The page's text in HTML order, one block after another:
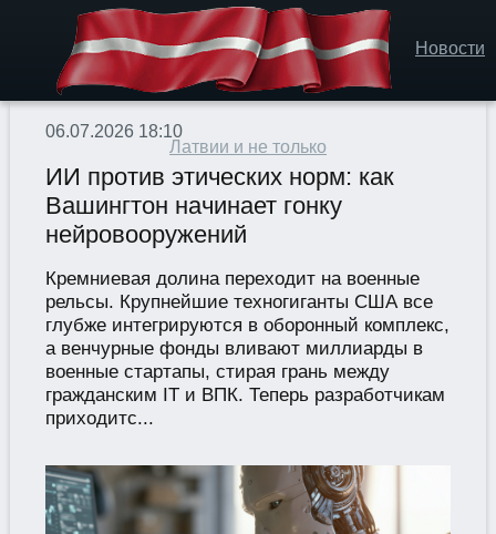
Новости
Латвии и не только
06.07.2026 18:10
ИИ против этических норм: как
Вашингтон начинает гонку
нейровооружений
Кремниевая долина переходит на военные
рельсы. Крупнейшие техногиганты США все
глубже интегрируются в оборонный комплекс,
а венчурные фонды вливают миллиарды в
военные стартапы, стирая грань между
гражданским IT и ВПК. Теперь разработчикам
приходитс...